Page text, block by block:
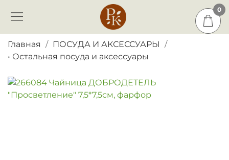
0
Главная
ПОСУДА И АКСЕССУАРЫ
• Остальная посуда и аксессуары
0